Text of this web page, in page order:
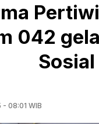
042
Sosial
08:01 WIB